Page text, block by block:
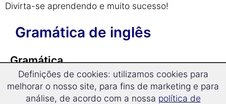
Divirta-se aprendendo e muito sucesso!
Gramática de inglês
Gramática
Gramática em resumo
Definições de cookies: utilizamos cookies para
melhorar o nosso site, para fins de marketing e para
análise, de acordo com a nossa política de